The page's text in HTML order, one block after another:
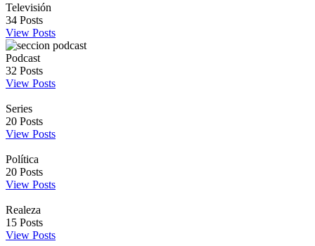
Televisión
34 Posts
View Posts
Podcast
32 Posts
View Posts
Series
20 Posts
View Posts
Política
20 Posts
View Posts
Realeza
15 Posts
View Posts